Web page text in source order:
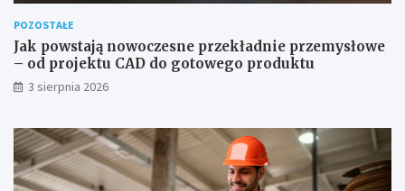
POZOSTAŁE
Jak powstają nowoczesne przekładnie przemysłowe
– od projektu CAD do gotowego produktu
3 sierpnia 2026